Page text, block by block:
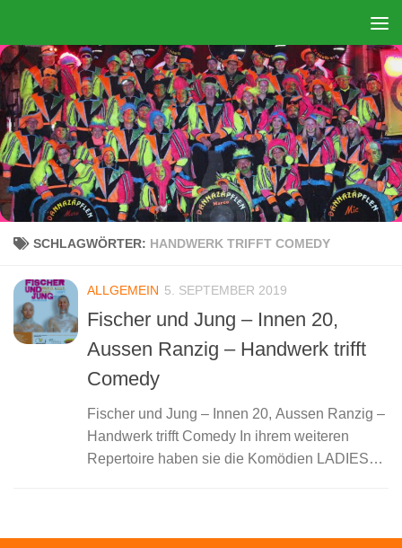
SCHLAGWÖRTER: HANDWERK TRIFFT COMEDY
ALLGEMEIN 5. SEPTEMBER 2019
Fischer und Jung – Innen 20,
Aussen Ranzig – Handwerk trifft
Comedy
Fischer und Jung – Innen 20, Aussen Ranzig –
Handwerk trifft Comedy In ihrem weiteren
Repertoire haben sie die Komödien LADIES